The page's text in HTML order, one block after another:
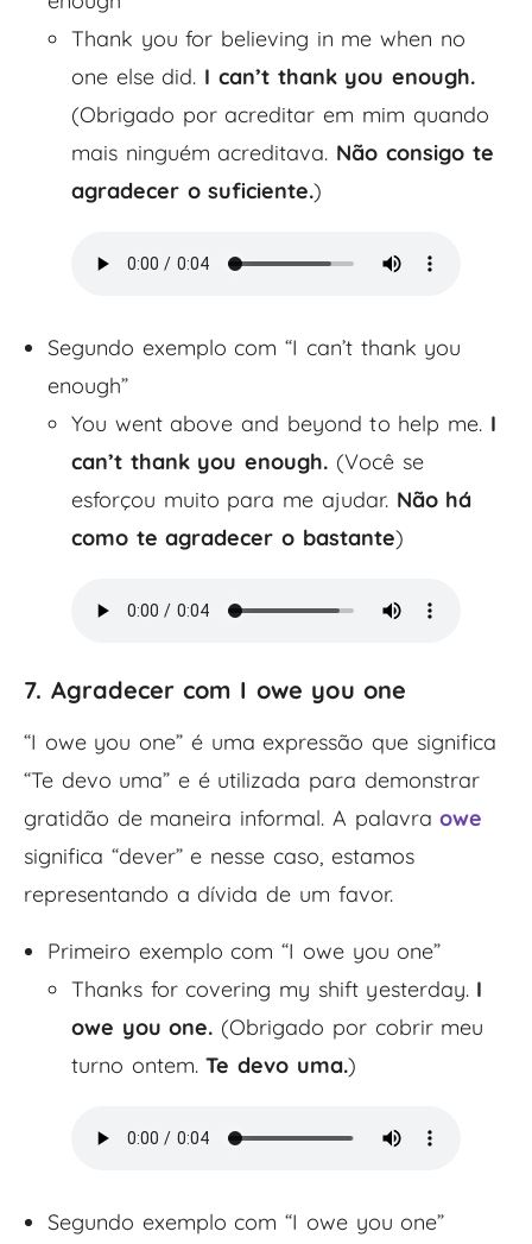
Thank you for believing in me when no
one else did. I can’t thank you enough.
(Obrigado por acreditar em mim quando
mais ninguém acreditava. Não consigo te
agradecer o suficiente.)
Segundo exemplo com “I can’t thank you
enough”
You went above and beyond to help me.I
can’t thank you enough. (Você se
esforçou muito para me ajudar. Não há
como te agradecer o bastante)
7. Agradecer com I owe you one
“I owe you one” é uma expressão que significa
“Te devo uma” e é utilizada para demonstrar
gratidão de maneira informal. A palavraowe
significa “dever” e nesse caso, estamos
representando a dívida de um favor.
Primeiro exemplo com “I owe you one”
Thanks for covering my shift yesterday. I
owe you one. (Obrigado por cobrir meu
turno ontem.Te devo uma.)
Segundo exemplo com “I owe you one”